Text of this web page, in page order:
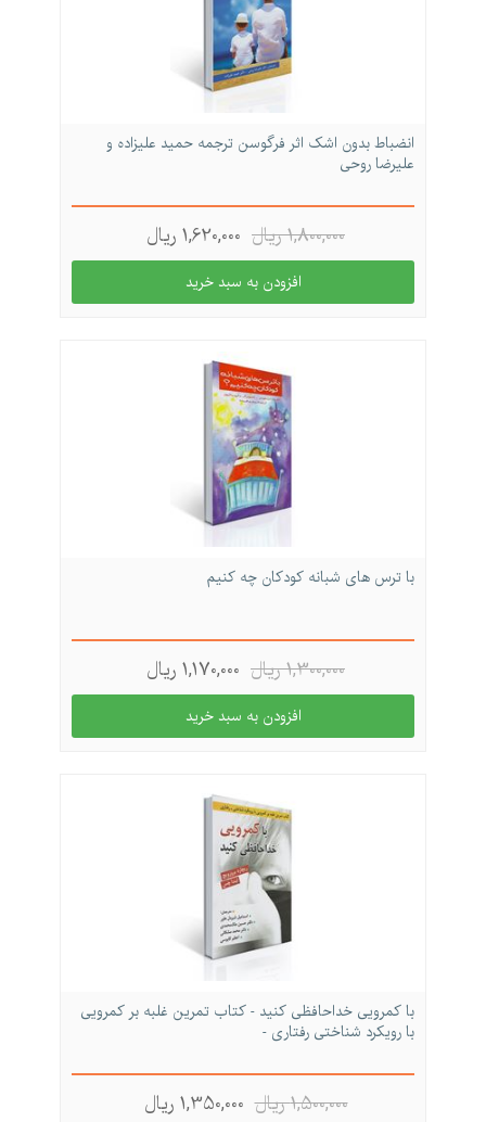
انضباط بدون اشک اثر فرگوسن ترجمه حمید علیزاده و
علیرضا روحی
1,800,000 ريال 1,620,000 ريال
با ترس های شبانه كودكان چه كنیم
1,300,000 ريال 1,170,000 ريال
با كمرویی خداحافظی كنید - كتاب تمرین غلبه بر كمرویی
با رویكرد شناختی رفتاری -
1,500,000 ريال 1,350,000 ريال